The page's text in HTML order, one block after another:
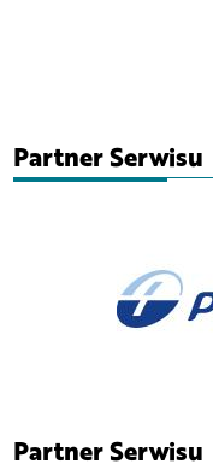
Partner Serwisu
Partner Serwisu